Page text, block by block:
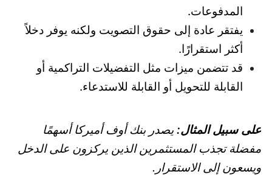
المدفوعات.
يفتقر عادة إلى حقوق التصويت ولكنه يوفر دخلاً
أكثر استقرارًا.
قد تتضمن ميزات مثل التفضيلات التراكمية أو
القابلة للتحويل أو القابلة للاستدعاء.
على سبيل المثال: يصدر بنك أوف أميركا أسهمًا
مفضلة تجذب المستثمرين الذين يركزون على الدخل
ويسعون إلى الاستقرار.